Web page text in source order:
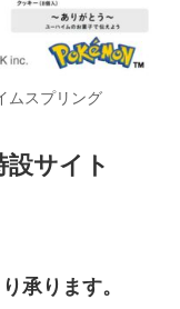
ムスプリング
設サイト
り承ります。